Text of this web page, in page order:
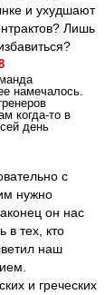
и ухудшают
Лишь
намечалось.
когда-то в
день
с
нужно
он нас
в тех, кто
наш
и греческих